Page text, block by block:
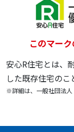
このマー
安心R住宅とは、
した既存住宅のこ
※詳細は、一般社団法人